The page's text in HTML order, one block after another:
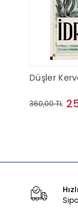
Düşler
360,00 TL